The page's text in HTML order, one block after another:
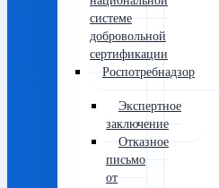
системе
добровольной
сертификации
Роспотребнадзор
Экспертное
заключение
Отказное
письмо
от